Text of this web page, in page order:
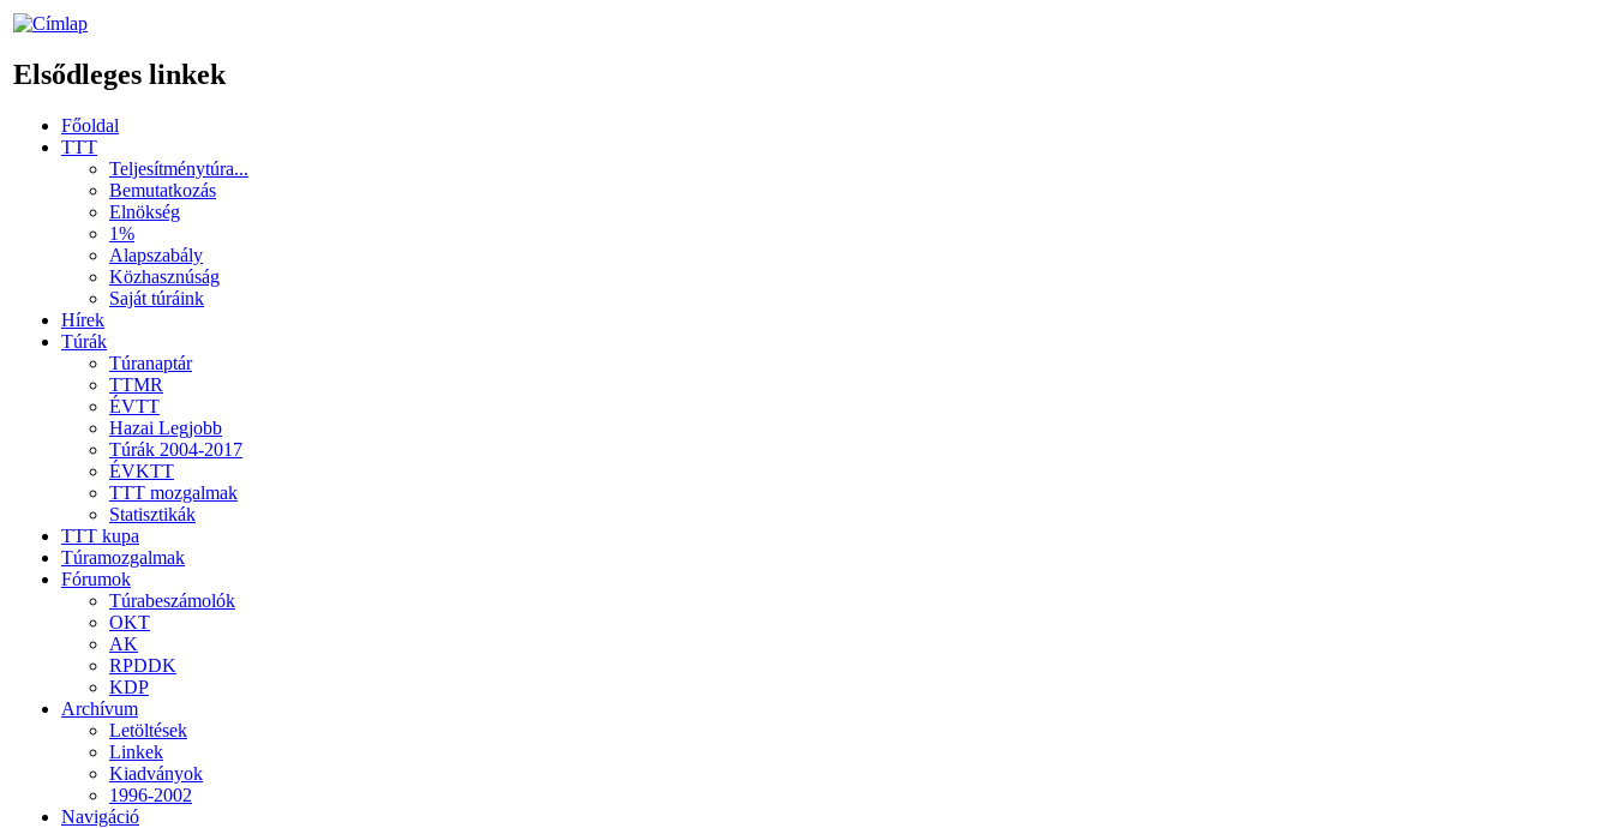
Elsődleges linkek
Főoldal
TTT
Teljesítménytúra...
Bemutatkozás
Elnökség
1%
Alapszabály
Közhasznúság
Saját túráink
Hírek
Túrák
Túranaptár
TTMR
ÉVTT
Hazai Legjobb
Túrák 2004-2017
ÉVKTT
TTT mozgalmak
Statisztikák
TTT kupa
Túramozgalmak
Fórumok
Túrabeszámolók
OKT
AK
RPDDK
KDP
Archívum
Letöltések
Linkek
Kiadványok
1996-2002
Navigáció